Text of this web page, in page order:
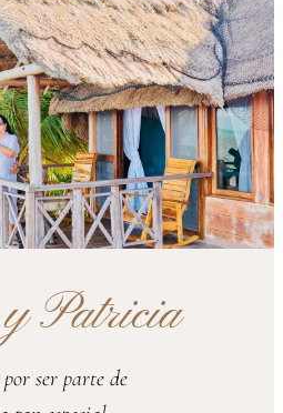
Patricia
ser parte de